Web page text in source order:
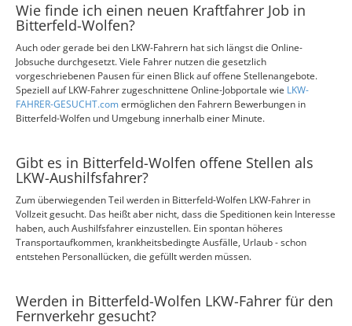
Wie finde ich einen neuen Kraftfahrer Job in
Bitterfeld-Wolfen?
Auch oder gerade bei den LKW-Fahrern hat sich längst die Online-
Jobsuche durchgesetzt. Viele Fahrer nutzen die gesetzlich
vorgeschriebenen Pausen für einen Blick auf offene Stellenangebote.
Speziell auf LKW-Fahrer zugeschnittene Online-Jobportale wie LKW-
FAHRER-GESUCHT.comermöglichen den Fahrern Bewerbungen in
Bitterfeld-Wolfen und Umgebung innerhalb einer Minute.
Gibt es in Bitterfeld-Wolfen offene Stellen als
LKW-Aushilfsfahrer?
Zum überwiegenden Teil werden in Bitterfeld-Wolfen LKW-Fahrer in
Vollzeit gesucht. Das heißt aber nicht, dass die Speditionen kein Interesse
haben, auch Aushilfsfahrer einzustellen. Ein spontan höheres
Transportaufkommen, krankheitsbedingte Ausfälle, Urlaub - schon
entstehen Personallücken, die gefüllt werden müssen.
Werden in Bitterfeld-Wolfen LKW-Fahrer für den
Fernverkehr gesucht?